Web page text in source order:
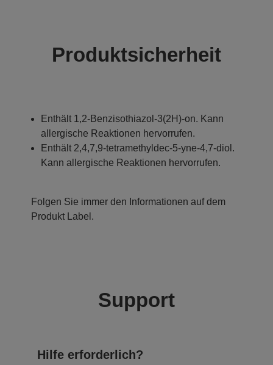
Produktsicherheit
Enthält 1,2-Benzisothiazol-3(2H)-on. Kann
allergische Reaktionen hervorrufen.
Enthält 2,4,7,9-tetramethyldec-5-yne-4,7-diol.
Kann allergische Reaktionen hervorrufen.
Folgen Sie immer den Informationen auf dem
Produkt Label.
Support
Hilfe erforderlich?